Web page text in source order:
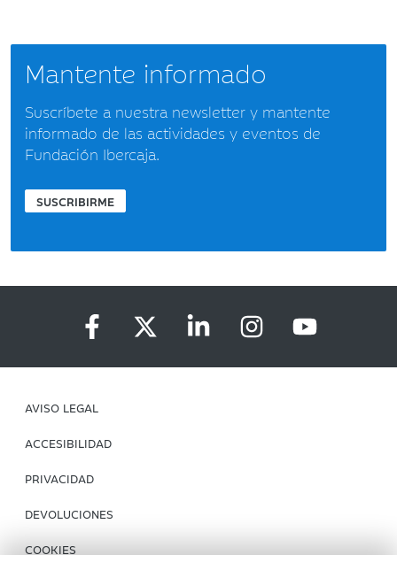
Mantente informado
Suscríbete a nuestra newsletter y mantente
informado de las actividades y eventos de
Fundación Ibercaja.
SUSCRIBIRME
AVISO LEGAL
ACCESIBILIDAD
PRIVACIDAD
DEVOLUCIONES
COOKIES